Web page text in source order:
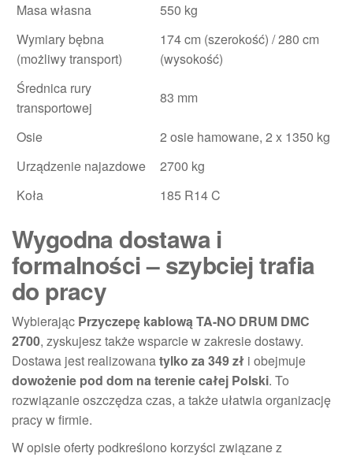
Masa własna
550 kg
Wymiary bębna
(możliwy transport)
174 cm (szerokość) / 280 cm
(wysokość)
Średnica rury
transportowej
83 mm
Osie
2 osie hamowane, 2 x 1350 kg
Urządzenie najazdowe
2700 kg
Koła
185 R14 C
Wygodna dostawa i
formalności – szybciej trafia
do pracy
Wybierając Przyczepę kablową TA-NO DRUM DMC
2700, zyskujesz także wsparcie w zakresie dostawy.
Dostawa jest realizowanatylko za 349 zł i obejmuje
dowożenie pod dom na terenie całej Polski. To
rozwiązanie oszczędza czas, a także ułatwia organizację
pracy w firmie.
W opisie oferty podkreślono korzyści związane z